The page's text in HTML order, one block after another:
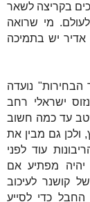
בקריצה לשאר
מי שרואה
אדיר יש בתמיכה
הבחירות" נועדה
ישראלי רחב
עד כמה חשוב
ולכן גם מבין את
עוד לפני
יהיה מפתיע אם
קושנר לעיכוב
כדי לסייע